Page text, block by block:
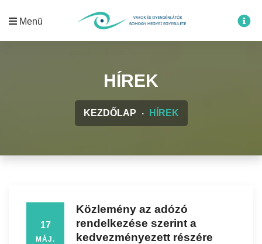
Menü
HÍREK
KEZDŐLAP HÍREK
17
MÁJ.
Közlemény az adózó
rendelkezése szerint a
kedvezményezett részére